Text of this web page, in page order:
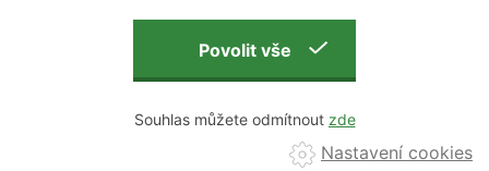
Souhlas můžete odmítnout
Nastavení cookies